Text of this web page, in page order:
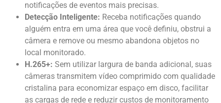
notificações de eventos mais precisas.
Detecção Inteligente: Receba notificações quando
alguém entra em uma área que você definiu, obstrui a
câmera e remove ou mesmo abandona objetos no
local monitorado.
H.265+: Sem utilizar largura de banda adicional, suas
câmeras transmitem vídeo comprimido com qualidade
cristalina para economizar espaço em disco, facilitar
as cargas de rede e reduzir custos de monitoramento